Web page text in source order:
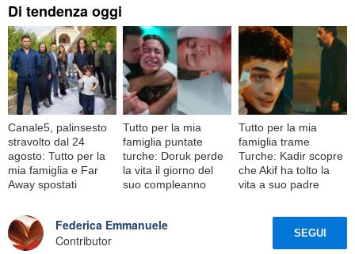
Di tendenza oggi
Canale5, palinsesto
stravolto dal 24
agosto: Tutto per la
mia famiglia e Far
Away spostati
Tutto per la mia
famiglia puntate
turche: Doruk perde
la vita il giorno del
suo compleanno
Tutto per la mia
famiglia trame
Turche: Kadir scopre
che Akif ha tolto la
vita a suo padre
Federica Emmanuele
Contributor
SEGUI